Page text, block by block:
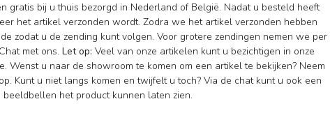
gratis bij u thuis bezorgd in Nederland of België. Nadat u besteld heeft
het artikel verzonden wordt. Zodra we het artikel verzonden hebben
zodat u de zending kunt volgen. Voor grotere zendingen nemen we per
met ons. Let op: Veel van onze artikelen kunt u bezichtigen in onze
Wenst u naar de showroom te komen om een artikel te bekijken? Neem
Kunt u niet langs komen en twijfelt u toch? Via de chat kunt u ook een
het product kunnen laten zien.